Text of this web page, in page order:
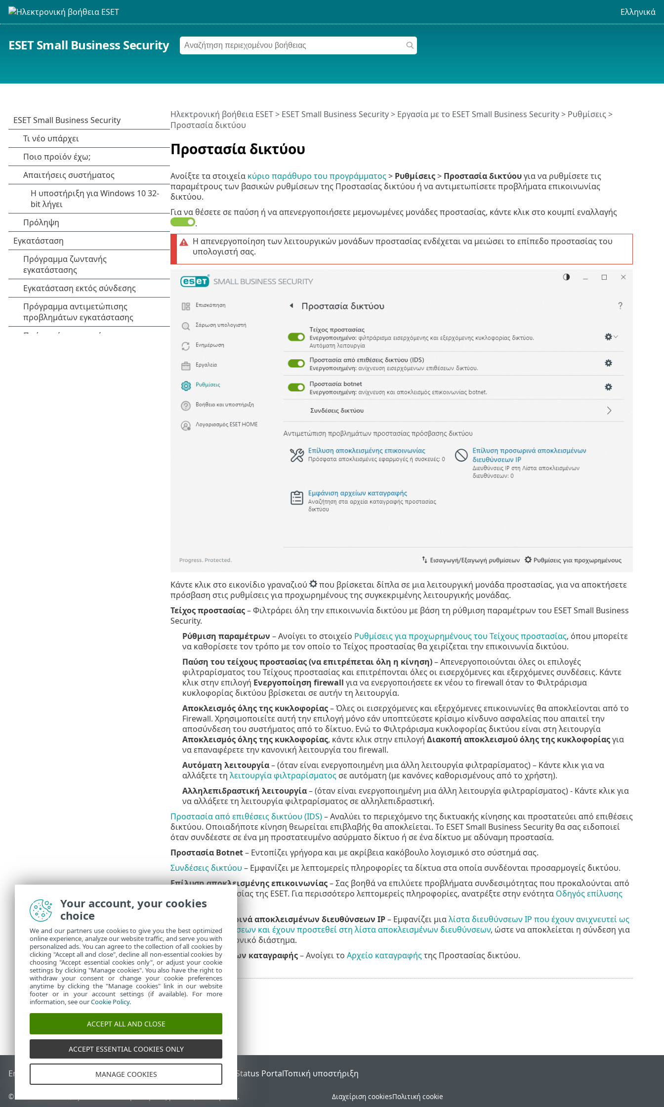
Ελληνικά
ESET Small Business Security
Προστασία δικτύου
Ηλεκτρονική βοήθεια ESET> ESET Small Business Security> Εργασία με το ESET Small Business Security> Ρυθμίσεις>
Προστασία δικτύου
Ανοίξτε τα στοιχεία κύριο παράθυρο του προγράμματος> Ρυθμίσεις> Προστασία δικτύουγια να ρυθμίσετε τις
παραμέτρους των βασικών ρυθμίσεων της Προστασίας δικτύου ή να αντιμετωπίσετε προβλήματα επικοινωνίας
δικτύου.
Για να θέσετε σε παύση ή να απενεργοποιήσετε μεμονωμένες μονάδες προστασίας, κάντε κλικ στο κουμπί εναλλαγής
.
Η απενεργοποίηση των λειτουργικών μονάδων προστασίας ενδέχεται να μειώσει το επίπεδο προστασίας του
υπολογιστή σας.
Κάντε κλικ στο εικονίδιο γραναζιού
που βρίσκεται δίπλα σε μια λειτουργική μονάδα προστασίας, για να αποκτήσετε
πρόσβαση στις ρυθμίσεις για προχωρημένους της συγκεκριμένης λειτουργικής μονάδας.
Τείχος προστασίας– Φιλτράρει όλη την επικοινωνία δικτύου με βάση τη ρύθμιση παραμέτρων του ESET Small Business
Security.
Ρύθμιση παραμέτρων – Ανοίγει το στοιχείο Ρυθμίσεις για προχωρημένους του Τείχους προστασίας, όπου μπορείτε
να καθορίσετε τον τρόπο με τον οποίο το Τείχος προστασίας θα χειρίζεται την επικοινωνία δικτύου.
Παύση του τείχους προστασίας (να επιτρέπεται όλη η κίνηση)– Απενεργοποιούνται όλες οι επιλογές
φιλτραρίσματος του Τείχους προστασίας και επιτρέπονται όλες οι εισερχόμενες και εξερχόμενες συνδέσεις. Κάντε
κλικ στην επιλογή Ενεργοποίηση firewall για να ενεργοποιήσετε εκ νέου το firewall όταν το Φιλτράρισμα
κυκλοφορίας δικτύου βρίσκεται σε αυτήν τη λειτουργία.
Αποκλεισμός όλης της κυκλοφορίας– Όλες οι εισερχόμενες και εξερχόμενες επικοινωνίες θα αποκλείονται από το
Firewall. Χρησιμοποιείτε αυτή την επιλογή μόνο εάν υποπτεύεστε κρίσιμο κίνδυνο ασφαλείας που απαιτεί την
αποσύνδεση του συστήματος από το δίκτυο. Ενώ το Φιλτράρισμα κυκλοφορίας δικτύου είναι στη λειτουργία
Αποκλεισμός όλης της κυκλοφορίας, κάντε κλικ στην επιλογή Διακοπή αποκλεισμού όλης της κυκλοφορίαςγια
να επαναφέρετε την κανονική λειτουργία του firewall.
Αυτόματη λειτουργία– (όταν είναι ενεργοποιημένη μια άλλη λειτουργία φιλτραρίσματος) – Κάντε κλικ για να
αλλάξετε τη λειτουργία φιλτραρίσματοςσε αυτόματη (με κανόνες καθορισμένους από το χρήστη).
Αλληλεπιδραστική λειτουργία– (όταν είναι ενεργοποιημένη μια άλλη λειτουργία φιλτραρίσματος) - Κάντε κλικ για
να αλλάξετε τη λειτουργία φιλτραρίσματος σε αλληλεπιδραστική.
Προστασία από επιθέσεις δικτύου (IDS)– Αναλύει το περιεχόμενο της δικτυακής κίνησης και προστατεύει από επιθέσεις
δικτύου. Οποιαδήποτε κίνηση θεωρείται επιβλαβής θα αποκλείεται. Το ESET Small Business Security θα σας ειδοποιεί
όταν συνδέεστε σε ένα μη προστατευμένο ασύρματο δίκτυο ή σε ένα δίκτυο με αδύναμη προστασία.
Προστασία Botnet– Εντοπίζει γρήγορα και με ακρίβεια κακόβουλο λογισμικό στο σύστημά σας.
Συνδέσεις δικτύου – Εμφανίζει με λεπτομερείς πληροφορίες τα δίκτυα στα οποία συνδέονται προσαρμογείς δικτύου.
Επίλυση αποκλεισμένης επικοινωνίας– Σας βοηθά να επιλύετε προβλήματα συνδεσιμότητας που προκαλούνται από
το Τείχος προστασίας της ESET. Για περισσότερο λεπτομερείς πληροφορίες, ανατρέξτε στην ενότητα Οδηγός επίλυσης
προβλημάτων
Επίλυση προσωρινά αποκλεισμένων διευθύνσεων IP– Εμφανίζει μιαλίστα διευθύνσεων IP που έχουν ανιχνευτεί ως
προέλευση επιθέσεων και έχουν προστεθεί στη λίστα αποκλεισμένων διευθύνσεων, ώστε να αποκλείεται η σύνδεση για
συγκεκριμένο χρονικό διάστημα.
Εμφάνιση αρχείων καταγραφής– Ανοίγει το Αρχείο καταγραφήςτης Προστασίας δικτύου.
End of Life Γνωσιακή βάση ESET Ομάδα συζήτησης ESET ESET Status PortalΤοπική υποστήριξη
© 1992 - 2026 ESET, spol. s r.o. - Με την επιφύλαξη παντός δικαιώματος. Διαχείριση cookiesΠολιτική cookie
Your account, your cookies
choice
We and our partners use cookies to give you the best optimized
online experience, analyze our website traffic, and serve you with
personalized ads. You can agree to the collection of all cookies by
clicking "Accept all and close", decline all non-essential cookies by
choosing "Accept essential cookies only", or adjust your cookie
settings by clicking "Manage cookies". You also have the right to
withdraw your consent or change your cookie preferences
anytime by clicking the "Manage cookies" link in our website
footer or in your account settings (if available). For more
information, see ourCookie Policy.
ACCEPT ALL AND CLOSE
ACCEPT ESSENTIAL COOKIES ONLY
MANAGE COOKIES